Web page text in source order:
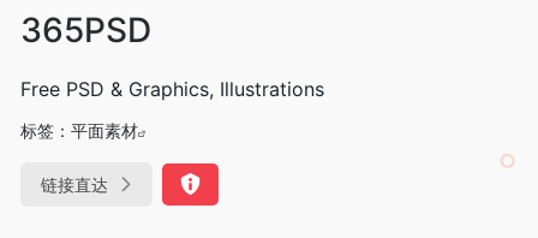
365PSD
Free PSD & Graphics, Illustrations
标签： 平面素材
链接直达